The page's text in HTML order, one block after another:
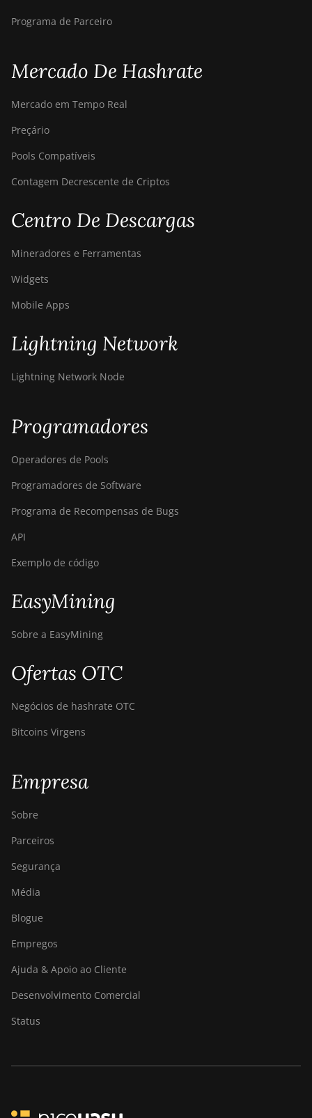
Programa de Parceiro
Mercado De Hashrate
Mercado em Tempo Real
Preçário
Pools Compatíveis
Contagem Decrescente de Criptos
Centro De Descargas
Mineradores e Ferramentas
Widgets
Mobile Apps
Lightning Network
Lightning Network Node
Programadores
Operadores de Pools
Programadores de Software
Programa de Recompensas de Bugs
API
Exemplo de código
EasyMining
Sobre a EasyMining
Ofertas OTC
Negócios de hashrate OTC
Bitcoins Virgens
Empresa
Sobre
Parceiros
Segurança
Média
Blogue
Empregos
Ajuda & Apoio ao Cliente
Desenvolvimento Comercial
Status